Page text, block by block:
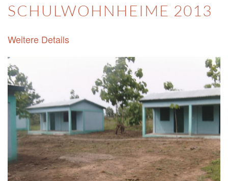
SCHULWOHNHEIME 2013
Weitere Details